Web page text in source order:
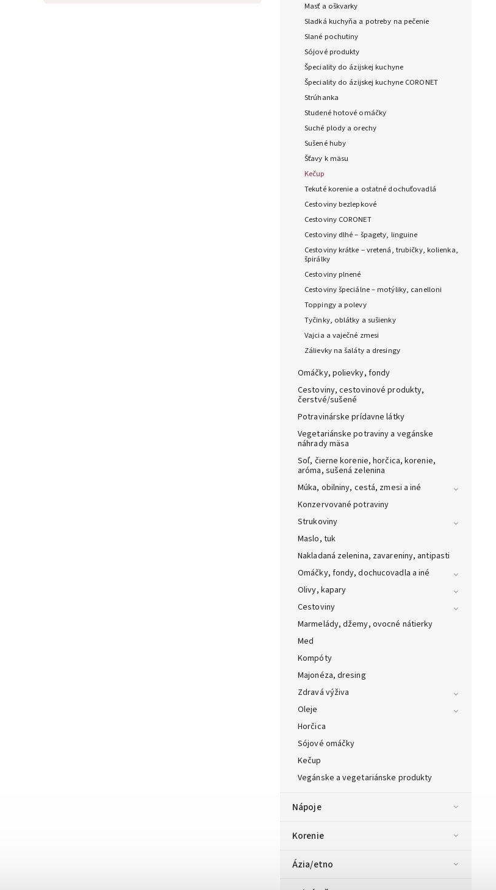
Masť a oškvarky
Sladká kuchyňa a potreby na pečenie
Slané pochutiny
Sójové produkty
Špeciality do ázijskej kuchyne
Špeciality do ázijskej kuchyne CORONET
Strúhanka
Studené hotové omáčky
Suché plody a orechy
Sušené huby
Šťavy k mäsu
Kečup
Tekuté korenie a ostatné dochuťovadlá
Cestoviny bezlepkové
Cestoviny CORONET
Cestoviny dlhé – špagety, linguine
Cestoviny krátke – vretená, trubičky, kolienka,
špirálky
Cestoviny plnené
Cestoviny špeciálne – motýliky, canelloni
Toppingy a polevy
Tyčinky, oblátky a sušienky
Vajcia a vaječné zmesi
Zálievky na šaláty a dresingy
Omáčky, polievky, fondy
Cestoviny, cestovinové produkty,
čerstvé/sušené
Potravinárske prídavne látky
Vegetariánske potraviny a vegánske
náhrady mäsa
Soľ, čierne korenie, horčica, korenie,
aróma, sušená zelenina
Múka, obilniny, cestá, zmesi a iné
Konzervované potraviny
Strukoviny
Maslo, tuk
Nakladaná zelenina, zavareniny, antipasti
Omáčky, fondy, dochucovadla a iné
Olivy, kapary
Cestoviny
Marmelády, džemy, ovocné nátierky
Med
Kompóty
Majonéza, dresing
Zdravá výživa
Oleje
Horčica
Sójové omáčky
Kečup
Vegánske a vegetariánske produkty
Nápoje
Korenie
Ázia/etno